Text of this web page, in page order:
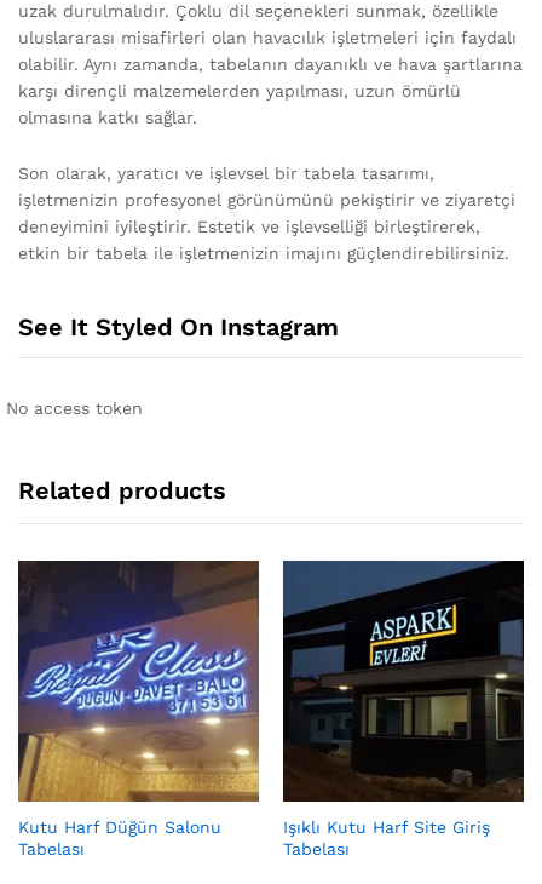
uzak durulmalıdır. Çoklu dil seçenekleri sunmak, özellikle
uluslararası misafirleri olan havacılık işletmeleri için faydalı
olabilir. Aynı zamanda, tabelanın dayanıklı ve hava şartlarına
karşı dirençli malzemelerden yapılması, uzun ömürlü
olmasına katkı sağlar.
Son olarak, yaratıcı ve işlevsel bir tabela tasarımı,
işletmenizin profesyonel görünümünü pekiştirir ve ziyaretçi
deneyimini iyileştirir. Estetik ve işlevselliği birleştirerek,
etkin bir tabela ile işletmenizin imajını güçlendirebilirsiniz.
See It Styled On Instagram
No access token
Related products
Kutu Harf Düğün Salonu
Tabelası
Işıklı Kutu Harf Site Giriş
Tabelası